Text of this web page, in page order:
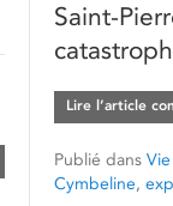
Saint-
Lire l’article
Publié dans
Cymbeline,